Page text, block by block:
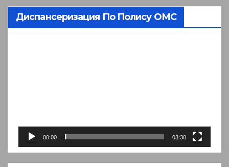
Диспансеризация По Полису ОМС
00:00 03:30